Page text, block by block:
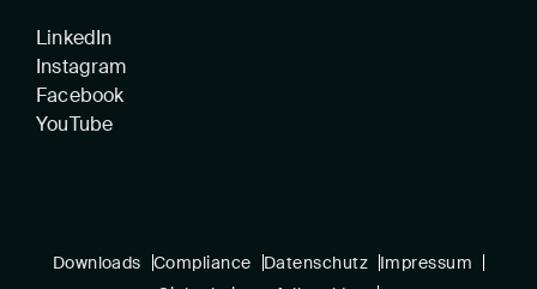
LinkedIn
Instagram
Facebook
YouTube
Downloads Compliance Datenschutz
Impressum